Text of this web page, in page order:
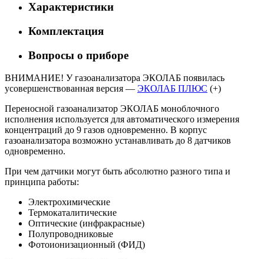
Характеристики
Комплектация
Вопросы о приборе
ВНИМАНИЕ! У газоанализатора ЭКОЛАБ появилась
усовершенствованная версия — ЭКОЛАБ ПЛЮС (+)
Переносной газоанализатор ЭКОЛАБ моноблочного
исполнения используется для автоматического измерения
концентраций до 9 газов одновременно. В корпус
газоанализатора возможно устанавливать до 8 датчиков
одновременно.
При чем датчики могут быть абсолютно разного типа и
принципа работы:
Электрохимические
Термокаталитические
Оптические (инфракрасные)
Полупроводниковые
Фотоионизационный (ФИД)